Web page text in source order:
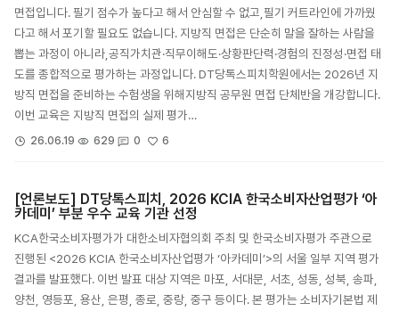
면접입니다. 필기 점수가 높다고 해서 안심할 수 없고,필기 커트라인에 가까웠
다고 해서 포기할 필요도 없습니다. 지방직 면접은 단순히 말을 잘하는 사람을
뽑는 과정이 아니라,공직가치관·직무이해도·상황판단력·경험의 진정성·면접 태
도를 종합적으로 평가하는 과정입니다. DT당톡스피치학원에서는 2026년 지
방직 면접을 준비하는 수험생을 위해지방직 공무원 면접 단체반을 개강합니다.
이번 교육은 지방직 면접의 실제 평가…
26.06.19 629 0 6
[언론보도] DT당톡스피치, 2026 KCIA 한국소비자산업평가 ‘아
카데미’ 부분 우수 교육 기관 선정
KCA한국소비자평가가 대한소비자협의회 주최 및 한국소비자평가 주관으로
진행된 <2026 KCIA 한국소비자산업평가 ‘아카데미’>의 서울 일부 지역 평가
결과를 발표했다. 이번 발표 대상 지역은 마포, 서대문, 서초, 성동, 성북, 송파,
양천, 영등포, 용산, 은평, 종로, 중랑, 중구 등이다. 본 평가는 소비자기본법 제